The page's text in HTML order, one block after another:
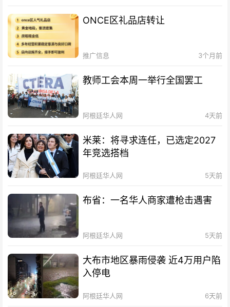
ONCE区礼品店转让
推广信息 3个月前
教师工会本周一举行全国罢工
阿根廷华人网 4天前
米莱：将寻求连任，已选定2027
年竞选搭档
阿根廷华人网 5天前
布省：一名华人商家遭枪击遇害
阿根廷华人网 5天前
大布市地区暴雨侵袭 近4万用户陷
入停电
阿根廷华人网 6天前